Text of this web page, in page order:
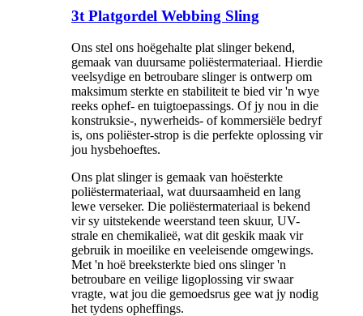
3t Platgordel Webbing Sling
Ons stel ons hoëgehalte plat slinger bekend,
gemaak van duursame poliëstermateriaal. Hierdie
veelsydige en betroubare slinger is ontwerp om
maksimum sterkte en stabiliteit te bied vir 'n wye
reeks ophef- en tuigtoepassings. Of jy nou in die
konstruksie-, nywerheids- of kommersiële bedryf
is, ons poliëster-strop is die perfekte oplossing vir
jou hysbehoeftes.
Ons plat slinger is gemaak van hoësterkte
poliëstermateriaal, wat duursaamheid en lang
lewe verseker. Die poliëstermateriaal is bekend
vir sy uitstekende weerstand teen skuur, UV-
strale en chemikalieë, wat dit geskik maak vir
gebruik in moeilike en veeleisende omgewings.
Met 'n hoë breeksterkte bied ons slinger 'n
betroubare en veilige ligoplossing vir swaar
vragte, wat jou die gemoedsrus gee wat jy nodig
het tydens opheffings.